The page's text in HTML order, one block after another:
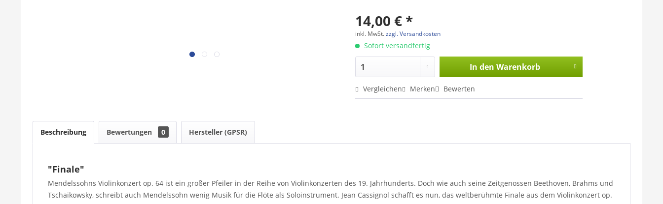
14,00 € *
inkl. MwSt.zzgl. Versandkosten
Sofort versandfertig
In den Warenkorb
Vergleichen Merken Bewerten
Beschreibung Bewertungen 0 Hersteller (GPSR)
"Finale"
Mendelssohns Violinkonzert op. 64 ist ein großer Pfeiler in der Reihe von Violinkonzerten des 19. Jahrhunderts. Doch wie auch seine Zeitgenossen Beethoven, Brahms und
Tschaikowsky, schreibt auch Mendelssohn wenig Musik für die Flöte als Soloinstrument. Jean Cassignol schafft es nun, das weltberühmte Finale aus dem Violinkonzert op.